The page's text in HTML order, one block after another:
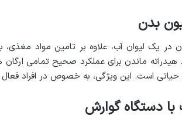
بدن
یک لیوان آب، علاوه بر تامین مواد
ماندن برای عملکرد صحیح تمامی
حیاتی است. این ویژگی، به خصوص در افراد
دستگاه گوارش